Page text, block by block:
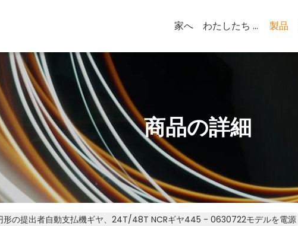
家へ わたしたち に つい て 製品
商品の詳細
形の提出者自動支払機ギヤ、24T/48T NCRギヤ445 - 0630722モデルを電源